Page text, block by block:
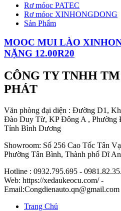
Rơ móoc PATEC
Rơ móoc XINHONGDONG
Sản Phẩm
MOOC MUI LÀO
NẶNG 12.00R20
CÔNG TY TNHH
PHÁT
Văn phòng đại diện : Đường D1,
Đào Duy Từ, KP Đông A , Phường
Tỉnh Bình Dương
Showroom: Số 256 Cao Tốc Tân
Phường Tân Bình, Thành phố Dĩ
Hotline : 0932.795.695 -
Web: https://xedaukeocu.com/ -
Email:Congdienauto.qn@gmail.com
Trang Chủ